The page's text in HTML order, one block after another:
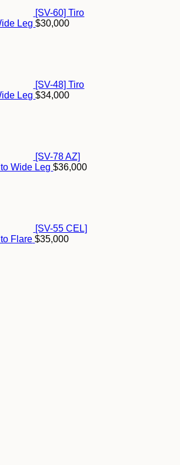
[SV-60] Tiro
Leg $30,000
[SV-48] Tiro
Leg $34,000
[SV-78 AZ]
Wide Leg $36,000
[SV-55 CEL]
Flare $35,000